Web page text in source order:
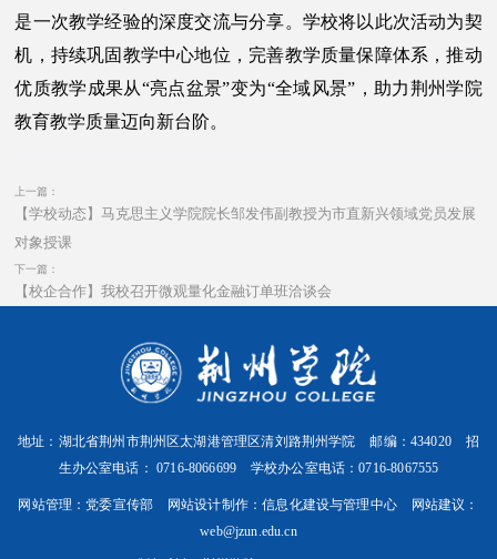
是一次教学经验的深度交流与分享。学校将以此次活动为契
机，持续巩固教学中心地位，完善教学质量保障体系，推动
优质教学成果从“亮点盆景”变为“全域风景”，助力荆州学院
教育教学质量迈向新台阶。
上一篇：
【学校动态】马克思主义学院院长邹发伟副教授为市直新兴领域党员发展
对象授课
下一篇：
【校企合作】我校召开微观量化金融订单班洽谈会
地址：湖北省荆州市荆州区太湖港管理区清刘路荆州学院 邮编：434020 招
生办公室电话： 0716-8066699 学校办公室电话：0716-8067555
网站管理：党委宣传部 网站设计制作：信息化建设与管理中心 网站建议：
web@jzun.edu.cn